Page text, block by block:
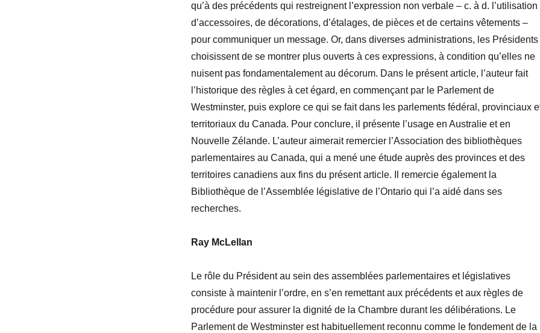
qu’à des précédents qui restreignent l’expression non verbale – c. à d. l’utilisation
d’accessoires, de décorations, d’étalages, de pièces et de certains vêtements –
pour communiquer un message. Or, dans diverses administrations, les Présidents
choisissent de se montrer plus ouverts à ces expressions, à condition qu’elles ne
nuisent pas fondamentalement au décorum. Dans le présent article, l’auteur fait
l’historique des règles à cet égard, en commençant par le Parlement de
Westminster, puis explore ce qui se fait dans les parlements fédéral, provinciaux
territoriaux du Canada. Pour conclure, il présente l’usage en Australie et en
Nouvelle Zélande. L’auteur aimerait remercier l’Association des bibliothèques
parlementaires au Canada, qui a mené une étude auprès des provinces et des
territoires canadiens aux fins du présent article. Il remercie également la
Bibliothèque de l’Assemblée législative de l’Ontario qui l’a aidé dans ses
recherches.
Ray McLellan
Le rôle du Président au sein des assemblées parlementaires etlégislatives
consiste à maintenir l’ordre, en s’en remettant aux précédents et aux règles de
procédure pour assurer la dignité de la Chambre durant lesdélibérations. Le
Parlement de Westminster est habituellement reconnu comme le fondement de la